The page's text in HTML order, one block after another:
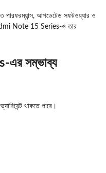
পারফরম্যান্স, আপডেটেড সফটওয়্যার ও
Note 15 Series-ও তার
সম্ভাব্য
থাকতে পারে।